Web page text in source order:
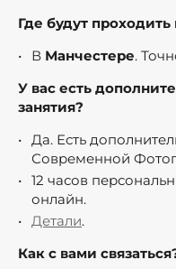
Где будут
В Манчестере.
У вас есть
занятия?
Да. Есть
Современной
12 часов
онлайн.
Детали.
Как с вами